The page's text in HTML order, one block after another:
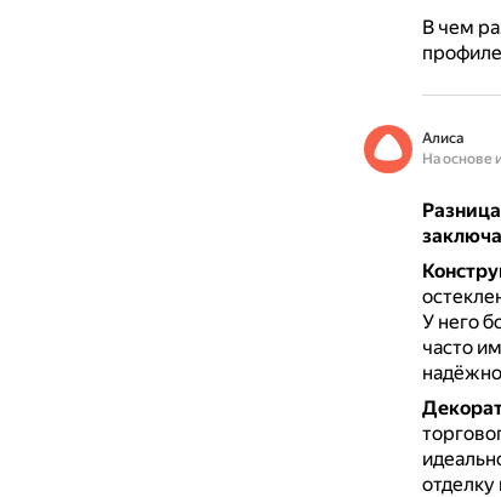
В чем
Алиса
На основе
У него
часто